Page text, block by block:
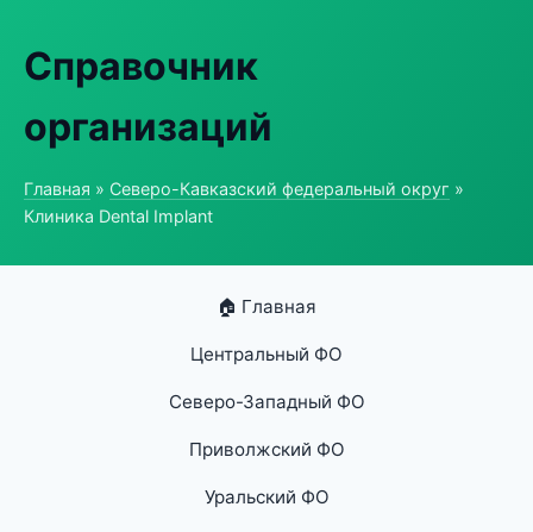
Справочник
организаций
Главная » Северо-Кавказский федеральный округ »
Клиника Dental Implant
🏠 Главная
Центральный ФО
Северо-Западный ФО
Приволжский ФО
Уральский ФО